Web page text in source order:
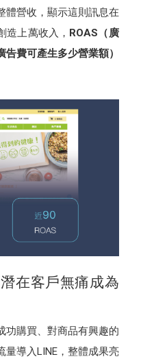
體營收，顯示這則訊息在
造上萬收入， ROAS（廣
費可產生多少營業額）
在客戶無痛成為
功購買、對商品有興趣的
量導入LINE，整體成果亮